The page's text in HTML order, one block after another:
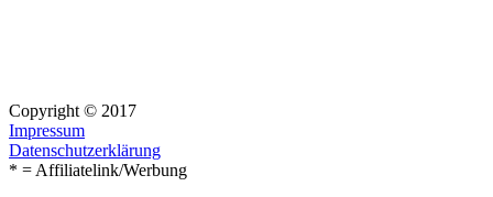
Copyright © 2017
Impressum
Datenschutzerklärung
* = Affiliatelink/Werbung